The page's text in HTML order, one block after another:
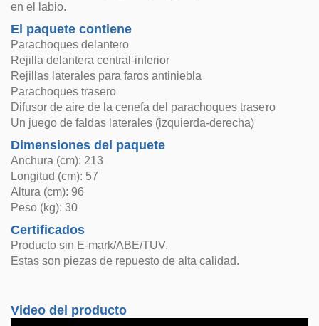
en el labio.
El paquete contiene
Parachoques delantero
Rejilla delantera central-inferior
Rejillas laterales para faros antiniebla
Parachoques trasero
Difusor de aire de la cenefa del parachoques trasero
Un juego de faldas laterales (izquierda-derecha)
Dimensiones del paquete
Anchura (cm): 213
Longitud (cm): 57
Altura (cm): 96
Peso (kg): 30
Certificados
Producto sin E-mark/ABE/TUV.
Estas son piezas de repuesto de alta calidad.
Video del producto